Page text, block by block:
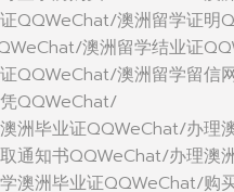
QQWeChat/澳洲留学证明
澳洲留学结业证
QQWeChat/澳洲留学留信
QQWeChat/
洲毕业证QQWeChat/办理
通知书QQWeChat/办理澳
澳洲毕业证QQWeChat/购